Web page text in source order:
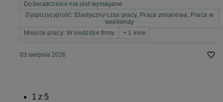
Doświadczenie nie jest wymagane
Dyspozycyjność: Elastyczny czas pracy, Praca zmianowa, Praca w
weekendy
Miejsce pracy: W siedzibie firmy
+ 1 inne
03 sierpnia 2026
1 z 5